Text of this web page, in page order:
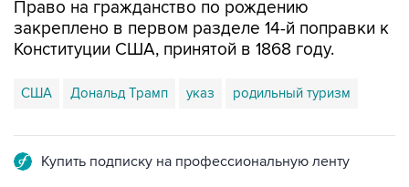
Право на гражданство по рождению
закреплено в первом разделе 14-й поправки к
Конституции США, принятой в 1868 году.
США Дональд Трамп указ родильный туризм
Купить подписку на профессиональную ленту